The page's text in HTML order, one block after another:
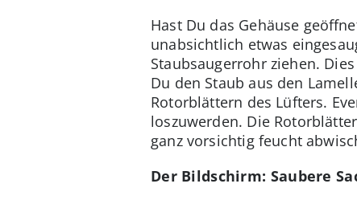
Hast Du das Gehäuse
unabsichtlich etwas
Staubsaugerrohr ziehen.
Du den Staub aus den
Rotorblättern des Lüfters.
loszuwerden. Die
ganz vorsichtig feucht
Der Bildschirm: Saubere